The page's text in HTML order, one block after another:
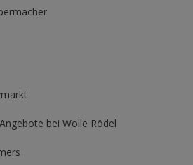
bei Wolle Rödel